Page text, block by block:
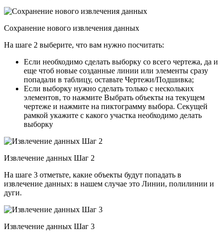
Сохранение нового извлечения данных
На шаге 2 выберите, что вам нужно посчитать:
Если необходимо сделать выборку со всего чертежа, да и
еще чтоб новые созданные линии или элементы сразу
попадали в таблицу, оставьте Чертежи/Подшивка;
Если выборку нужно сделать только с нескольких
элементов, то нажмите Выбрать объекты на текущем
чертеже и нажмите на пиктограмму выбора. Секущей
рамкой укажите с какого участка необходимо делать
выборку
Извлечение данных Шаг 2
На шаге 3 отметьте, какие объекты будут попадать в
извлечение данных: в нашем случае это Линии, полилинии и
дуги.
Извлечение данных Шаг 3